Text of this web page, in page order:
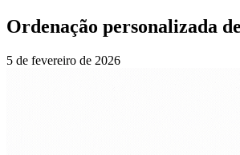
Ordenação personalizada
5 de fevereiro de 2026